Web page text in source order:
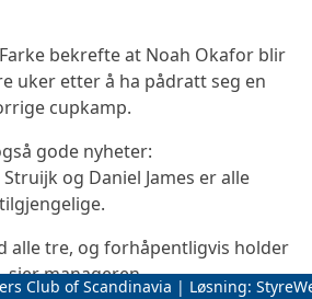
bekrefte at Noah Okafor blir
uker etter å ha pådratt seg en
cupkamp.
gode nyheter:
og Daniel James er alle
alle tre, og forhåpentligvis holder
sier manageren.
Club of Scandinavia | Løsning: